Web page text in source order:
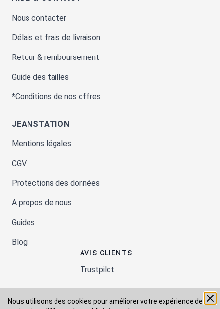
Nous utilisons des cookies pour améliorer votre expérience de
Nous contacter
Délais et frais de livraison
Retour & remboursement
Guide des tailles
*Conditions de nos offres
JEANSTATION
Mentions légales
CGV
Protections des données
A propos de nous
Guides
Blog
AVIS CLIENTS
Trustpilot